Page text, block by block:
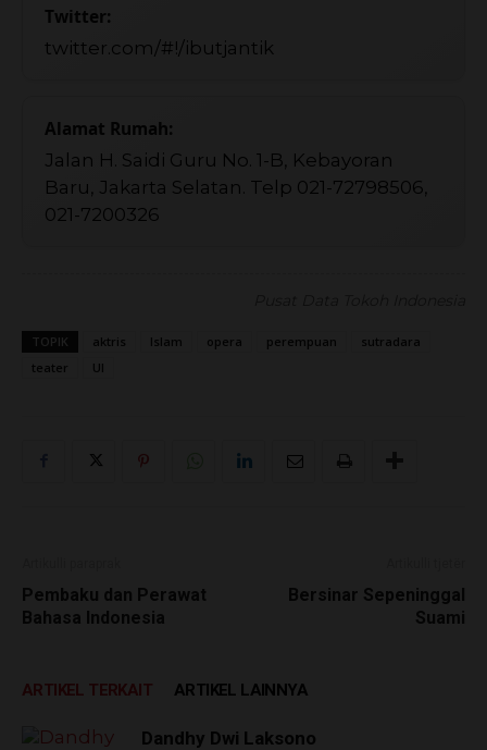
Twitter:
twitter.com/#!/ibutjantik
Alamat Rumah:
Jalan H. Saidi Guru No. 1-B, Kebayoran
Baru, Jakarta Selatan. Telp 021-72798506,
021-7200326
TOPIK aktris Islam opera perempuan
sutradara
teater
UI
Pembaku dan Perawat
Bahasa Indonesia
Bersinar Sepeninggal
Suami
ARTIKEL TERKAIT ARTIKEL LAINNYA
Dandhy Dwi Laksono